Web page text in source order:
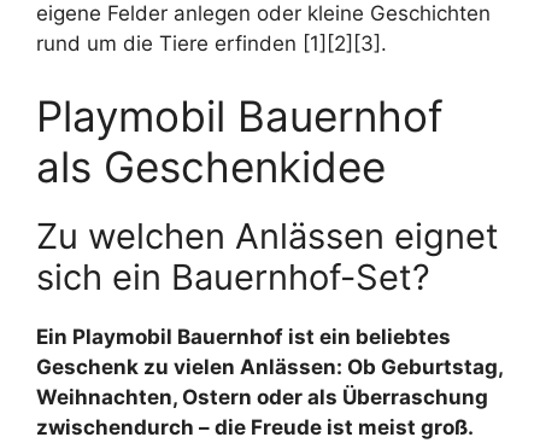
eigene Felder anlegen oder kleine Geschichten
rund um die Tiere erfinden [1][2][3].
Playmobil Bauernhof
als Geschenkidee
Zu welchen Anlässen eignet
sich ein Bauernhof-Set?
Ein Playmobil Bauernhof ist ein beliebtes
Geschenk zu vielen Anlässen: Ob Geburtstag,
Weihnachten, Ostern oder als Überraschung
zwischendurch – die Freude ist meist groß.